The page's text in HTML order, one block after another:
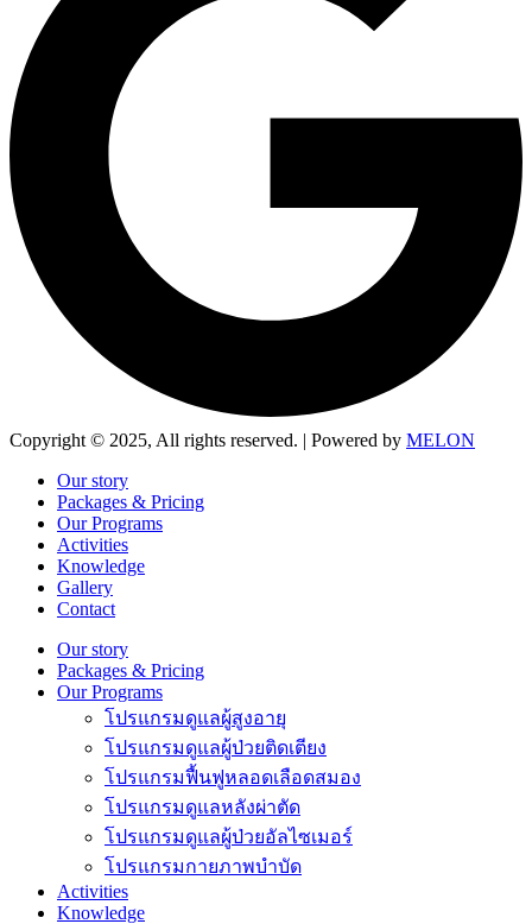
Copyright © 2025, All rights reserved. | Powered by MELON
Our story
Packages & Pricing
Our Programs
Activities
Knowledge
Gallery
Contact
Our story
Packages & Pricing
Our Programs
โปรแกรมดูแลผู้สูงอายุ
โปรแกรมดูแลผู้ป่วยติดเตียง
โปรแกรมฟื้นฟูหลอดเลือดสมอง
โปรแกรมดูแลหลังผ่าตัด
โปรแกรมดูแลผู้ป่วยอัลไซเมอร์
โปรแกรมกายภาพบำบัด
Activities
Knowledge